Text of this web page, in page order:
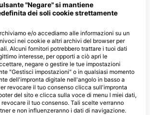
che riforniscono
Austin, TX -
High Tide Scuba and Water
Sports, Kevin L Williams
1315 HWY 1187, Suite 101, 76063
Mansfield, TX - Stati Uniti
D'america
"Negare" si mantiene
dei soli cookie strettamente
e/o accediamo alle informazioni su un
nei cookie e altri archivi del browser per
Alcuni fornitori potrebbero trattare i tuoi dati
interesse, per opporti a ciò apri le
negare o gestire le tue impostazioni
"Gestisci impostazioni" o in qualsiasi momento
dell'impronta digitale nell'angolo in basso a
revocare il tuo consenso clicca sull'impronta
del sito e clicca sulla voce di menu I miei dati,
il tuo consenso. Tali scelte verranno
e non influenzeranno i dati di navigazione.